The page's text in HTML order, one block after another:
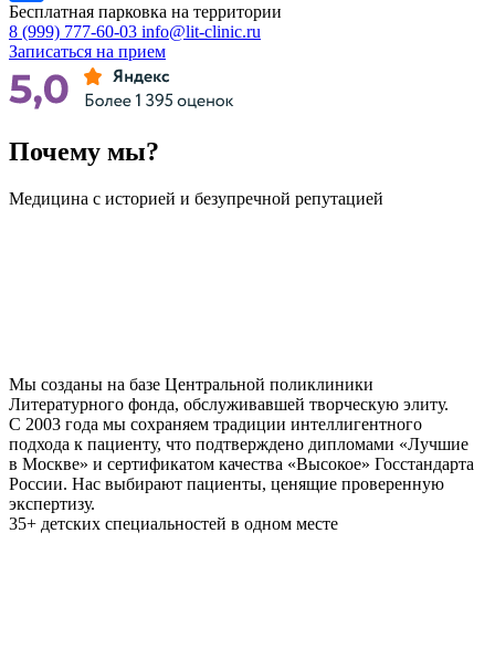
Бесплатная парковка на территории
8 (999) 777-60-03 info@lit-clinic.ru
Записаться на прием
Почему мы?
Медицина с историей и безупречной репутацией
Мы созданы на базе Центральной поликлиники
Литературного фонда, обслуживавшей творческую элиту.
С 2003 года мы сохраняем традиции интеллигентного
подхода к пациенту, что подтверждено дипломами «Лучшие
в Москве» и сертификатом качества «Высокое» Госстандарта
России. Нас выбирают пациенты, ценящие проверенную
экспертизу.
35+ детских специальностей в одном месте